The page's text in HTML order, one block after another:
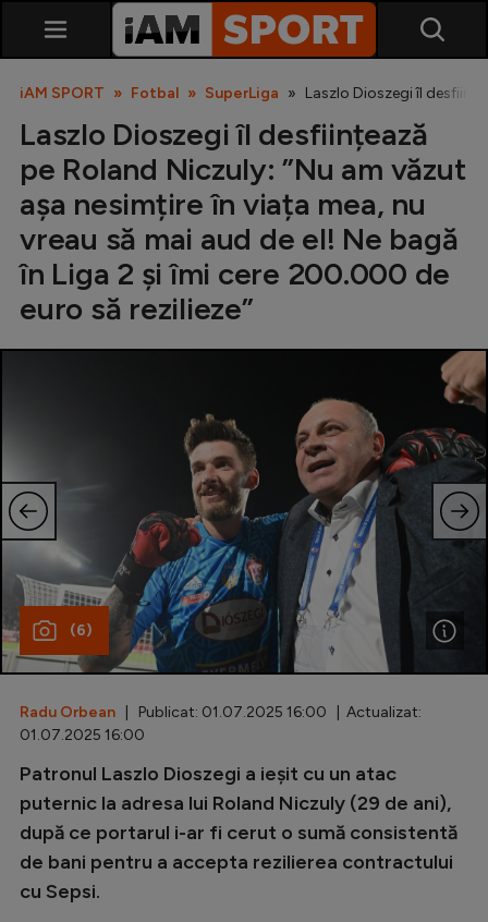
SuperLiga
Liga 2
Fotbal feminin
Special
Diverse
Inedit
Clasamente
Champions League
Europa League
Conference League
iAM SPORT Fotbal SuperLiga Laszlo Dioszegi îl
Laszlo Dioszegi îl desființează
pe Roland Niczuly: ”Nu am văzut
așa nesimțire în viața mea, nu
vreau să mai aud de el! Ne bagă
în Liga 2 și îmi cere 200.000 de
euro să rezilieze”
(6)
Radu Orbean | Publicat: 01.07.2025 16:00 | Actualizat:
01.07.2025 16:00
Patronul Laszlo Dioszegi a ieșit cu un atac
puternic la adresa lui Roland Niczuly (29 de ani),
după ce portarul i-ar fi cerut o sumă consistentă
de bani pentru a accepta rezilierea contractului
cu Sepsi.